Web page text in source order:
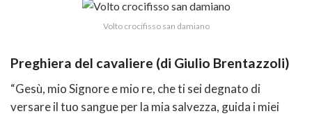
Volto crocifisso san damiano
Preghiera del cavaliere (di Giulio Brentazzoli)
“Gesù, mio Signore e mio re, che ti sei degnato di
versare il tuo sangue per la mia salvezza, guida i miei